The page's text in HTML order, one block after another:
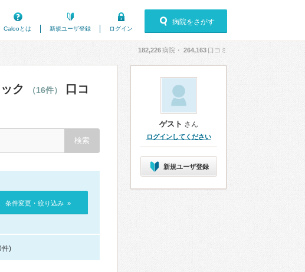
Calooとは
新規ユーザ登録 ログイン
病院をさがす
182,226病院・ 264,163 口コミ
ク （16件）
口コ
条件変更・絞り込み »
件)
ゲスト さん
ログインしてください
新規ユーザ登録